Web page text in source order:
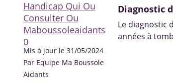
Mis à jour le 31/05/2024
Par Equipe Ma Boussole
Aidants
Diagnostic
Le diagnostic
années à